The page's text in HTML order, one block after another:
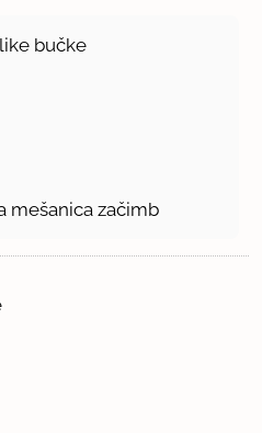
bučke
mešanica začimb